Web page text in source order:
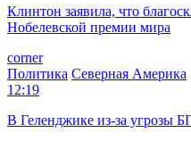
Клинтон заявила, что
Нобелевской премии мира
corner
Политика Северная Америка
12:19
В Геленджике из-за угрозы